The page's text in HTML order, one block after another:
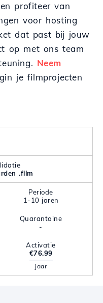
profiteer van
voor hosting
dat past bij jouw
op met ons team
Neem
je filmprojecten
.film
Periode
1-10 jaren
Quarantaine
-
Activatie
€76.99
jaar